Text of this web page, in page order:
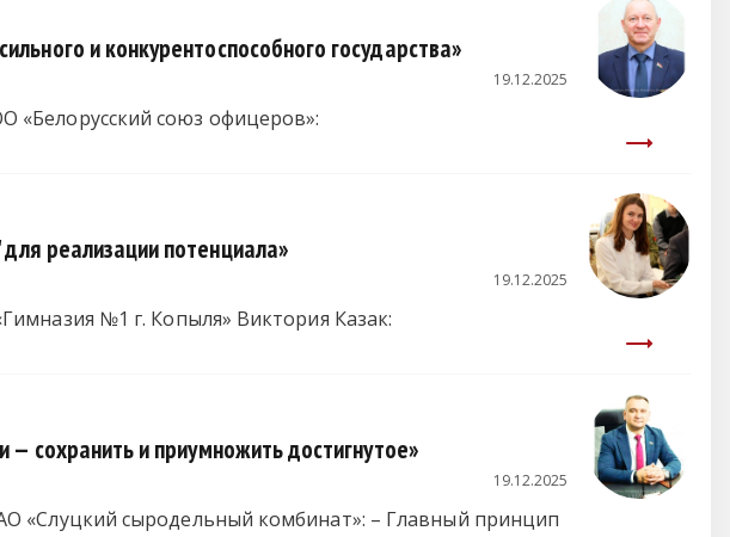
и конкурентоспособного государства»
19.12.2025
союз офицеров»:
реализации потенциала»
19.12.2025
№1 г. Копыля» Виктория Казак:
сохранить и приумножить достигнутое»
19.12.2025
комбинат»: – Главный принцип